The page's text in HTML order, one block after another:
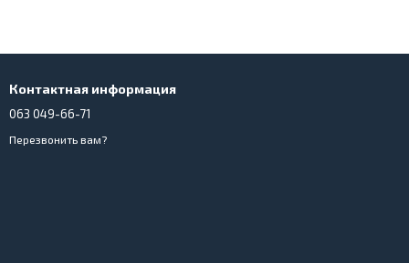
Контактная информация
063 049-66-71
Перезвонить вам?